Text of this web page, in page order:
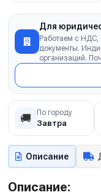
Для
Работаем с
документы.
организаций.
🚚 По городу
Завтра
Описание
Описание: